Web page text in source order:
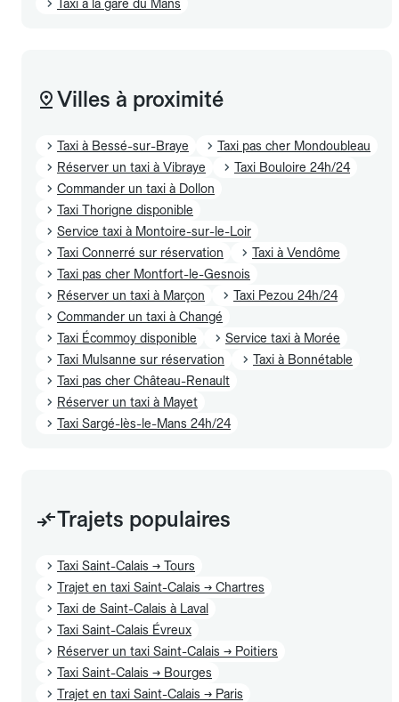
Taxi à la gare du Mans
Villes à proximité
Taxi à Bessé-sur-Braye
Taxi pas cher Mondoubleau
Réserver un taxi à Vibraye
Taxi Bouloire 24h/24
Commander un taxi à Dollon
Taxi Thorigne disponible
Service taxi à Montoire-sur-le-Loir
Taxi Connerré sur réservation
Taxi à Vendôme
Taxi pas cher Montfort-le-Gesnois
Réserver un taxi à Marçon
Taxi Pezou 24h/24
Commander un taxi à Changé
Taxi Écommoy disponible
Service taxi à Morée
Taxi Mulsanne sur réservation
Taxi à Bonnétable
Taxi pas cher Château-Renault
Réserver un taxi à Mayet
Taxi Sargé-lès-le-Mans 24h/24
Trajets populaires
Taxi Saint-Calais → Tours
Trajet en taxi Saint-Calais → Chartres
Taxi de Saint-Calais à Laval
Taxi Saint-Calais Évreux
Réserver un taxi Saint-Calais → Poitiers
Taxi Saint-Calais → Bourges
Trajet en taxi Saint-Calais → Paris